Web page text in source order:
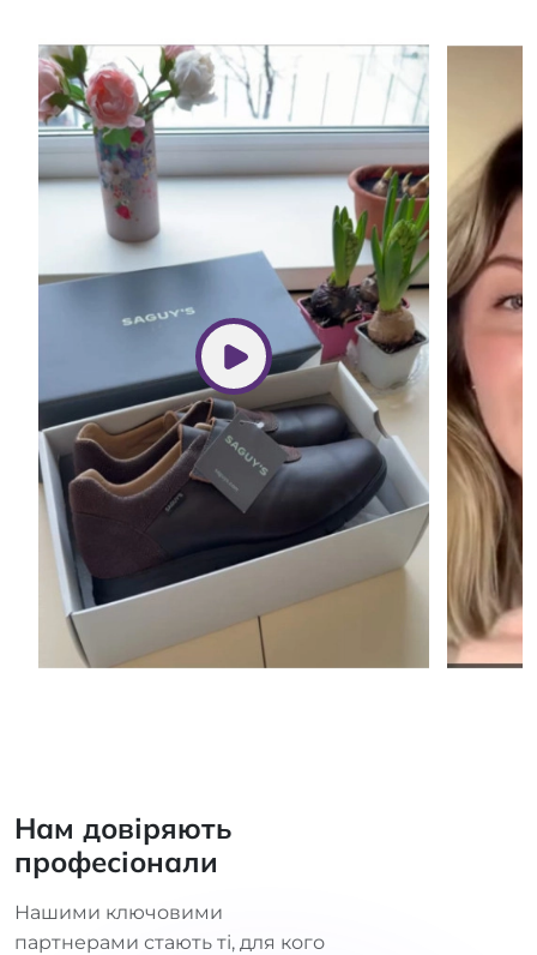
Нам довіряють
професіонали
Нашими ключовими
партнерами стають ті, для кого